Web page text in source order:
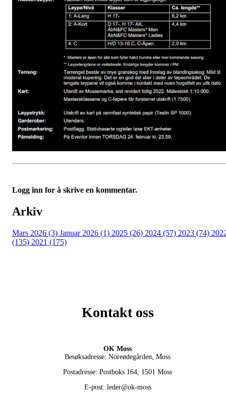
Logg inn for å skrive en kommentar.
Arkiv
Mars 2026 (3) Januar 2026 (1) 2025 (26) 2024 (57) 2023 (74)
(135) 2021 (175)
Kontakt oss
OK Moss
Besøksadresse: Noreødegården, Moss
Postadresse: Postboks 164, 1501 Moss
E-post: leder@ok-moss